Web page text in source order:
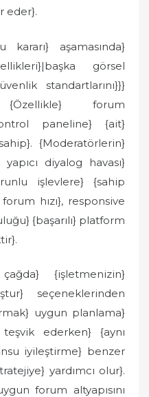
eder}.
aşamasında}
görsel
standartlarını}}}
{Özellikle} forum
paneline} {ait}
{Moderatörlerin}
diyalog havası}
işlevlere} {sahip
hızı}, responsive
{başarılı} platform
{işletmenizin}
seçeneklerinden
uygun planlama}
ederken} {aynı
iyileştirme} benzer
yardımcı olur}.
forum altyapısını